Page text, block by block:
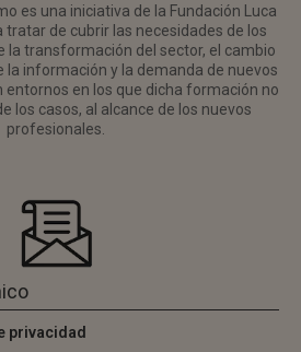
es una iniciativa de la Fundación Luca
tratar de cubrir las necesidades de los
la transformación del sector, el cambio
la información y la demanda de nuevos
en los que dicha formación no
los casos, al alcance de los nuevos
profesionales.
privacidad